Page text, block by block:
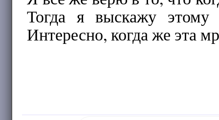
Тогда я выскажу
Интересно, когда же эта